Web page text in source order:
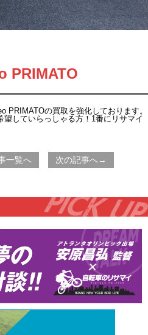
PRIMATO
PRIMATOの買取を強化しております。
していらっしゃる方！1番にリサマイ
一覧へ 次の記事へ→